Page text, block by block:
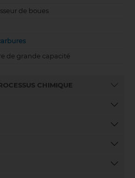
de boues
de grande capacité
CHIMIQUE